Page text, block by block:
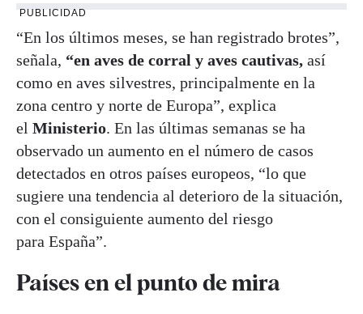
PUBLICIDAD
“En los últimos meses, se han registrado brotes”,
señala, “en aves de corral y aves cautivas, así
como en aves silvestres, principalmente en la
zona centro y norte de Europa”, explica
el Ministerio. En las últimas semanas se ha
observado un aumento en el número de casos
detectados en otros países europeos, “lo que
sugiere una tendencia al deterioro de la situación,
con el consiguiente aumento del riesgo
para España”.
Países en el punto de mira